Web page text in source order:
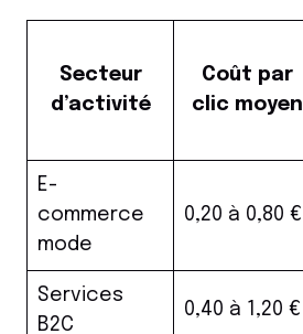
Secteur
d’activité
Coût par
clic moyen
E-
commerce
mode
0,20 à 0,80 €
Services
B2C
0,40 à 1,20 €